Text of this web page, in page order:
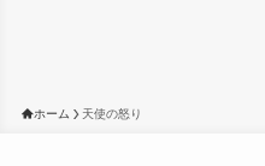
ホーム 天使の怒り